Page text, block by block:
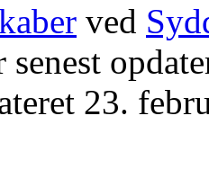
ved
senest
23.